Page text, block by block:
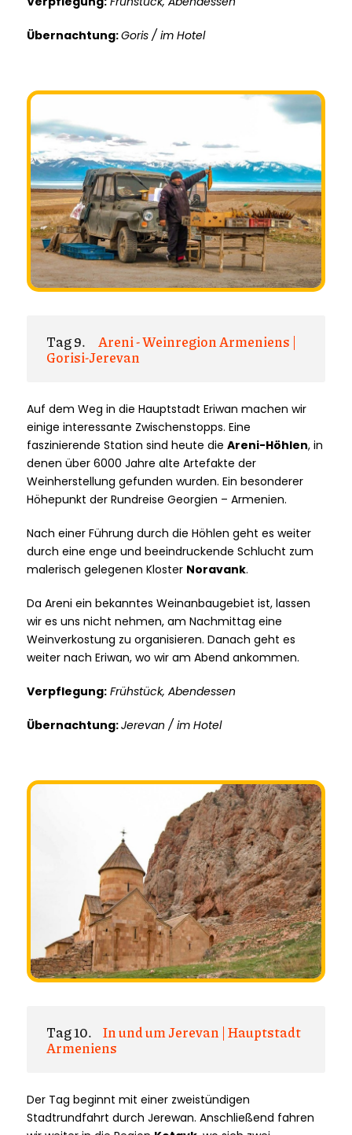
Übernachtung:Goris / im Hotel
Tag 9.
Areni - Weinregion Armeniens |
Gorisi-Jerevan
Auf dem Weg in die Hauptstadt Eriwan machen wir
einige interessante Zwischenstopps. Eine
faszinierende Station sind heute die Areni-Höhlen, in
denen über 6000 Jahre alte Artefakte der
Weinherstellung gefunden wurden. Ein besonderer
Höhepunkt der Rundreise Georgien – Armenien.
Nach einer Führung durch die Höhlen geht es weiter
durch eine enge und beeindruckende Schlucht zum
malerisch gelegenen Kloster Noravank.
Da Areni ein bekanntes Weinanbaugebiet ist, lassen
wir es uns nicht nehmen, am Nachmittag eine
Weinverkostung zu organisieren. Danach geht es
weiter nach Eriwan, wo wir am Abend ankommen.
Verpflegung: Frühstück, Abendessen
Übernachtung:Jerevan / im Hotel
Tag 10.
In und um Jerevan | Hauptstadt
Armeniens
Der Tag beginnt mit einer zweistündigen
Stadtrundfahrt durch Jerewan. Anschließend fahren